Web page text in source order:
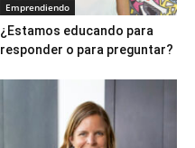
Emprendiendo
¿Estamos educando para
responder o para preguntar?